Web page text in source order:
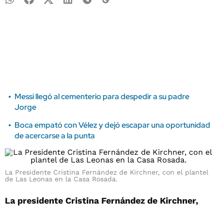
Messi llegó al cementerio para despedir a su padre
Jorge
Boca empató con Vélez y dejó escapar una oportunidad
de acercarse a la punta
La Presidente Cristina Fernández de Kirchner, con el plantel
de Las Leonas en la Casa Rosada.
La presidente Cristina Fernández de Kirchner,